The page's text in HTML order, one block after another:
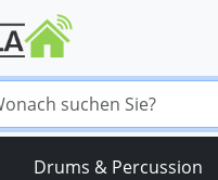
Drums & Percussion